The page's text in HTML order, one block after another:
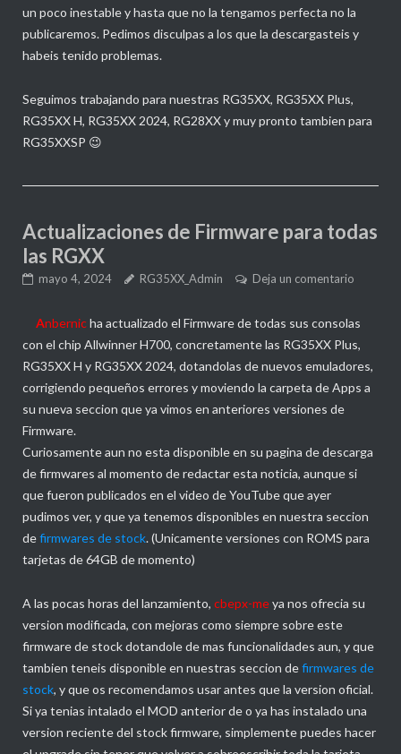
un poco inestable y hasta que no la tengamos perfecta no la
publicaremos. Pedimos disculpas a los que la descargasteis y
habeis tenido problemas.
Seguimos trabajando para nuestras RG35XX, RG35XX Plus,
RG35XX H, RG35XX 2024, RG28XX y muy pronto tambien para
RG35XXSP 😉
Actualizaciones de Firmware para todas
las RGXX
mayo 4, 2024 RG35XX_Admin Deja un comentario
Anbernicha actualizado el Firmware de todas sus consolas
con el chip Allwinner H700, concretamente las RG35XX Plus,
RG35XX H y RG35XX 2024, dotandolas de nuevos emuladores,
corrigiendo pequeños errores y moviendo la carpeta de Apps a
su nueva seccion que ya vimos en anteriores versiones de
Firmware.
Curiosamente aun no esta disponible en su pagina de descarga
de firmwares al momento de redactar esta noticia, aunque si
que fueron publicados en el video de YouTube que ayer
pudimos ver, y que ya tenemos disponibles en nuestra seccion
defirmwares de stock. (Unicamente versiones con ROMS para
tarjetas de 64GB de momento)
A las pocas horas del lanzamiento, cbepx-meya nos ofrecia su
version modificada, con mejoras como siempre sobre este
firmware de stock dotandole de mas funcionalidades aun, y que
tambien teneis disponible en nuestras seccion defirmwares de
stock, y que os recomendamos usar antes que la version oficial.
Si ya tenias intalado el MOD anterior de o ya has instalado una
version reciente del stock firmware, simplemente puedes hacer